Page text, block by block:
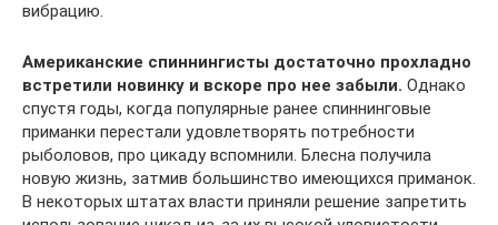
вибрацию.
Американские спиннингисты достаточно прохладно
встретили новинку и вскоре про нее забыли. Однако
спустя годы, когда популярные ранее спиннинговые
приманки перестали удовлетворять потребности
рыболовов, про цикаду вспомнили. Блесна получила
новую жизнь, затмив большинство имеющихся приманок.
В некоторых штатах власти приняли решение запретить